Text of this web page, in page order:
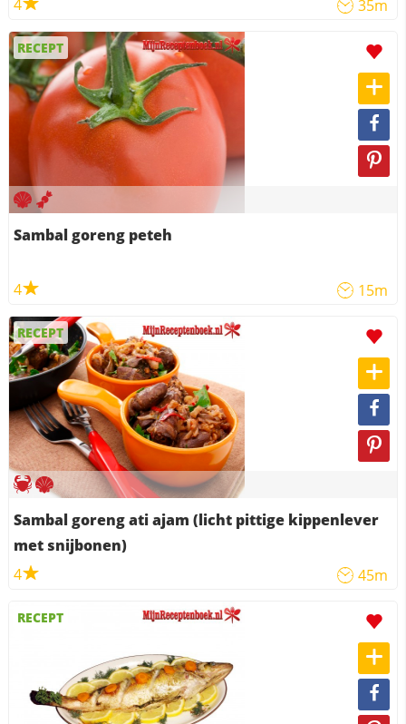
4 35m
RECEPT
Sambal goreng peteh
4 15m
RECEPT
Sambal goreng ati ajam (licht pittige kippenlever
met snijbonen)
4
45m
RECEPT